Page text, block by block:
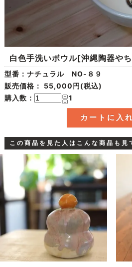
白色手洗いボウル[沖縄陶器や
型番：ナチュラル NO-８９
販売価格： 55,000円(税込)
購入数：
1
この商品を見た人はこんな商品も見